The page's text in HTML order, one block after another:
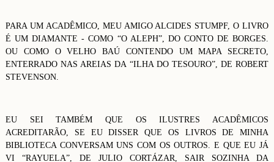
PARA UM ACADÊMICO, MEU AMIGO ALCIDES STUMPF, O LIVRO
É UM DIAMANTE - COMO “O ALEPH”, DO CONTO DE BORGES.
OU COMO O VELHO BAÚ CONTENDO UM MAPA SECRETO,
ENTERRADO NAS AREIAS DA “ILHA DO TESOURO”, DE ROBERT
STEVENSON.
EU SEI TAMBÉM QUE OS ILUSTRES ACADÊMICOS
ACREDITARÃO, SE EU DISSER QUE OS LIVROS DE MINHA
BIBLIOTECA CONVERSAM UNS COM OS OUTROS. E QUE EU JÁ
VI “RAYUELA”, DE JULIO CORTÁZAR, SAIR SOZINHA DA